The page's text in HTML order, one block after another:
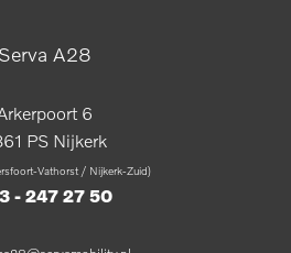
Serva A28
6
PS Nijkerk
Vathorst / Nijkerk-Zuid)
- 247 27 50